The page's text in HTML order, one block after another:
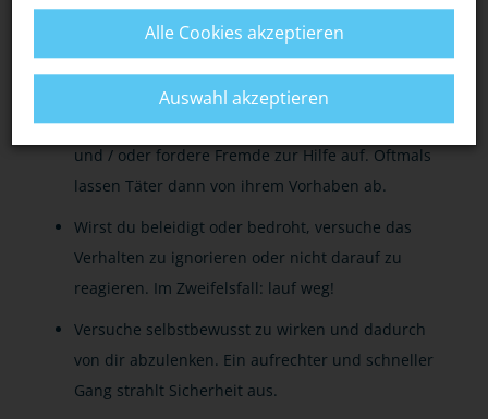
gewaltbereite Cliquen aufhalten. Dies gilt auch
für abgelegene Straßen, Wege und Plätze -
Kommst du in eine Notsituation, schreie laut
und / oder fordere Fremde zur Hilfe auf. Oftmals
lassen Täter dann von ihrem Vorhaben ab.
Wirst du beleidigt oder bedroht, versuche das
Verhalten zu ignorieren oder nicht darauf zu
reagieren. Im Zweifelsfall: lauf weg!
Versuche selbstbewusst zu wirken und dadurch
von dir abzulenken. Ein aufrechter und schneller
Gang strahlt Sicherheit aus.
Alle Cookies akzeptieren
Auswahl akzeptieren